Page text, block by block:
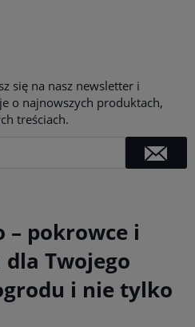
się na nasz newsletter i
o najnowszych produktach,
treściach.
– pokrowce i
Twojego
i nie tylko